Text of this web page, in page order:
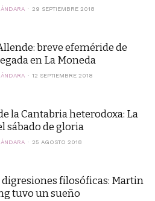
29 SEPTIEMBRE 2018
breve efeméride de
en La Moneda
12 SEPTIEMBRE 2018
la Cantabria heterodoxa: La
sábado de gloria
25 AGOSTO 2018
digresiones filosóficas: Martin
tuvo un sueño